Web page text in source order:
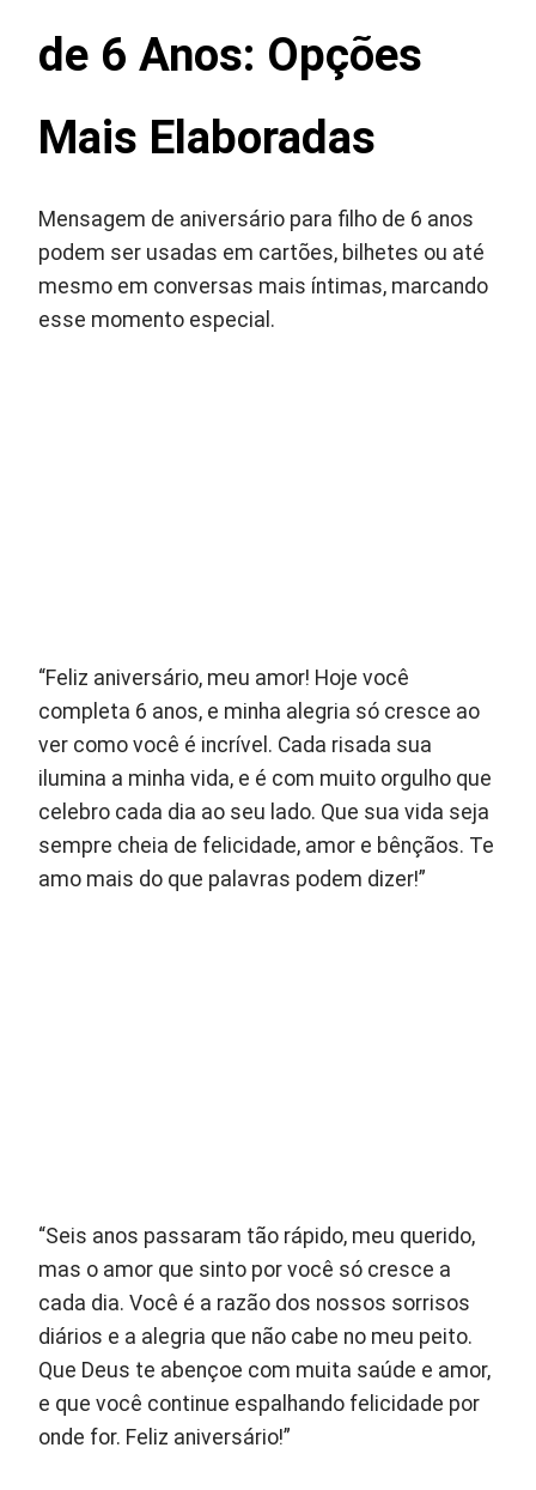
de 6 Anos: Opções
Mais Elaboradas
Mensagem de aniversário para filho de 6 anos
podem ser usadas em cartões, bilhetes ou até
mesmo em conversas mais íntimas, marcando
esse momento especial.
“Feliz aniversário, meu amor! Hoje você
completa 6 anos, e minha alegria só cresce ao
ver como você é incrível. Cada risada sua
ilumina a minha vida, e é com muito orgulho que
celebro cada dia ao seu lado. Que sua vida seja
sempre cheia de felicidade, amor e bênçãos. Te
amo mais do que palavras podem dizer!”
“Seis anos passaram tão rápido, meu querido,
mas o amor que sinto por você só cresce a
cada dia. Você é a razão dos nossos sorrisos
diários e a alegria que não cabe no meu peito.
Que Deus te abençoe com muita saúde e amor,
e que você continue espalhando felicidade por
onde for. Feliz aniversário!”